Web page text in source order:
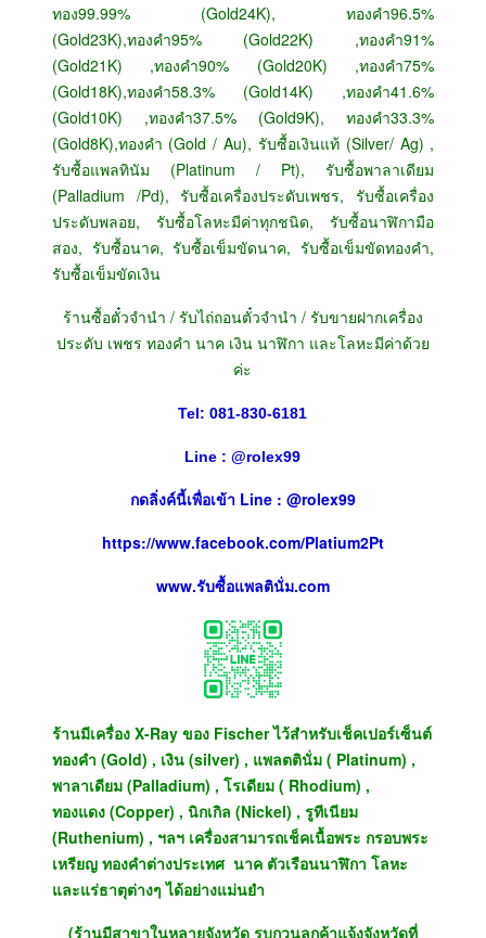
ทอง99.99% (Gold24K), ทองคำ96.5%
(Gold23K),ทองคำ95% (Gold22K) ,ทองคำ91%
(Gold21K) ,ทองคำ90% (Gold20K) ,ทองคำ75%
(Gold18K),ทองคำ58.3% (Gold14K) ,ทองคำ41.6%
(Gold10K) ,ทองคำ37.5% (Gold9K), ทองคำ33.3%
(Gold8K),ทองคำ (Gold / Au), รับซื้อเงินแท้ (Silver/ Ag) ,
รับซื้อแพลทินัม (Platinum / Pt), รับซื้อพาลาเดียม
(Palladium /Pd), รับซื้อเครื่องประดับเพชร, รับซื้อเครื่อง
ประดับพลอย, รับซื้อโลหะมีค่าทุกชนิด, รับซื้อนาฬิกามือ
สอง, รับซื้อนาค, รับซื้อเข็มขัดนาค, รับซื้อเข็มขัดทองคำ,
รับซื้อเข็มขัดเงิน
ร้านซื้อตั๋วจำนำ / รับไถ่ถอนตั๋วจำนำ / รับขายฝากเครื่อง
ประดับ เพชร ทองคำ นาค เงิน นาฬิกา และโลหะมีค่าด้วย
ค่ะ
Tel: 081-830-6181
Line : @rolex99
กดลิ่งค์นี้เพื่อเข้า Line : @rolex99
https://www.facebook.com/Platium2Pt
www.รับซื้อแพลตินั่ม.com
ร้านมีเครื่อง X-Ray ของ Fischer ไว้สำหรับเช็คเปอร์เซ็นต์
ทองคำ (Gold) , เงิน (silver) , แพลตตินั่ม ( Platinum) ,
พาลาเดียม (Palladium) , โรเดียม ( Rhodium) ,
ทองแดง (Copper) , นิกเกิล (Nickel) , รูทีเนียม
(Ruthenium) , ฯลฯ เครื่องสามารถเช็คเนื้อพระ กรอบพระ
เหรียญ ทองคำต่างประเทศ นาค ตัวเรือนนาฬิกา โลหะ
และแร่ธาตุต่างๆ ได้อย่างแม่นยำ
(ร้านมีสาขาในหลายจังหวัด รบกวนลูกค้าแจ้งจังหวัดที่